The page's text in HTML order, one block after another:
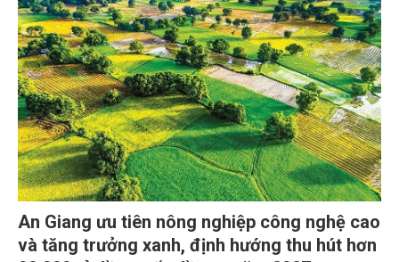
quốc tế.
An Giang ưu tiên nông nghiệp công nghệ cao
và tăng trưởng xanh, định hướng thu hút hơn